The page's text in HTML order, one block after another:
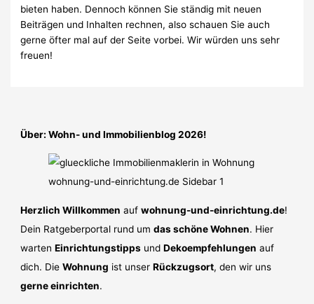
bieten haben. Dennoch können Sie ständig mit neuen
Beiträgen und Inhalten rechnen, also schauen Sie auch
gerne öfter mal auf der Seite vorbei. Wir würden uns sehr
freuen!
Über: Wohn- und Immobilienblog 2026!
Herzlich Willkommen aufwohnung-und-einrichtung.de!
Dein Ratgeberportal rund umdas schöne Wohnen. Hier
wartenEinrichtungstipps undDekoempfehlungen auf
dich. DieWohnung ist unserRückzugsort, den wir uns
gerne einrichten.